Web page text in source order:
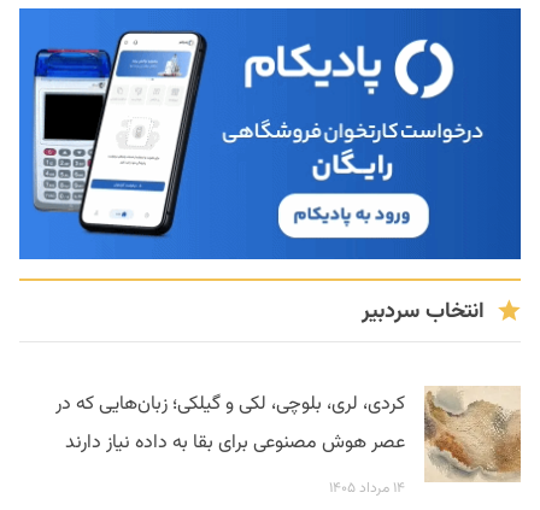
انتخاب سردبیر
کردی، لری، بلوچی، لکی و گیلکی؛ زبان‌هایی که در
عصر هوش مصنوعی برای بقا به داده نیاز دارند
۱۴ مرداد ۱۴۰۵